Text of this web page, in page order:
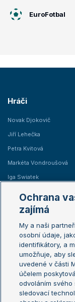
EuroFotbal
Hráči
Novak Djokovič
Jiří Lehečka
Petra Kvitová
Markéta Vondroušová
Iga Swiatek
Žebříčky
Žebříček ATP (muži)
Žebříček WTA (ženy)
Sázkařský žebříček
Ochrana
zajímá
My a naši partneři
osobní údaje,
identifikátory, a
umožňuje, aby
uvedené v části
účelem
odvoláním svého
sledovací